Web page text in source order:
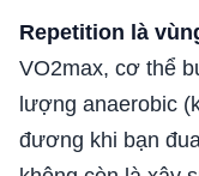
Repetition là
VO2max, cơ thể
lượng anaerobic
đương khi bạn